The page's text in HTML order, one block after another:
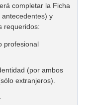
completar la Ficha
antecedentes) y
requeridos:
profesional
(por ambos
extranjeros).